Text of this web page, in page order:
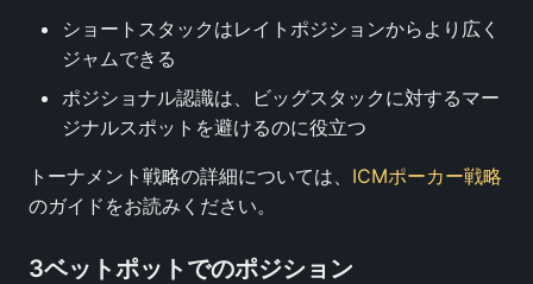
ショートスタックはレイトポジションからより広く
ジャムできる
ポジショナル認識は、ビッグスタックに対するマー
ジナルスポットを避けるのに役立つ
トーナメント戦略の詳細については、 ICMポーカー戦略
のガイドをお読みください。
3ベットポットでのポジション